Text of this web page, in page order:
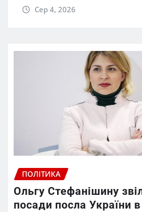
Сер 4, 2026
ПОЛІТИКА
Ольгу Стефанішину
посади посла України